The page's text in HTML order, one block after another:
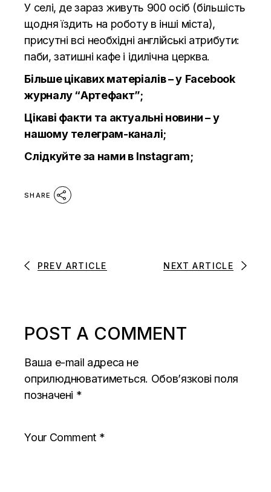
У селі, де зараз живуть 900 осіб (більшість
щодня їздить на роботу в інші міста),
присутні всі необхідні англійські атрибути:
паби, затишні кафе і ідилічна церква.
Більше цікавих матеріалів – у Facebook
журналу “Артефакт”;
Цікаві факти та актуальні новини – у
нашому телеграм-каналі;
Слідкуйте за нами в Instagram;
SHARE
PREV ARTICLE NEXT ARTICLE
POST A COMMENT
Ваша e-mail адреса не
оприлюднюватиметься. Обов’язкові поля
позначені *